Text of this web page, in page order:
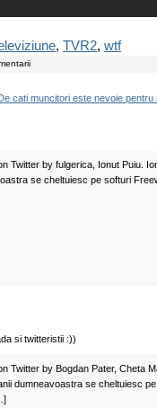
, TVR2, wtf
cati muncitori este nevoie
Twitter by fulgerica, Ionut Puiu.
se cheltuiesc pe softuri
si twitteristii :))
Twitter by Bogdan Pater, Cheta
dumneavoastra se cheltuiesc